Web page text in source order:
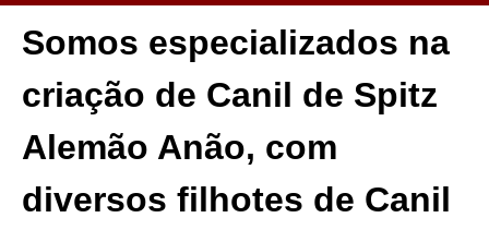
Somos especializados na
criação de Canil de Spitz
Alemão Anão, com
diversos filhotes de Canil